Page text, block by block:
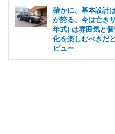
確かに、基本設計
が誇る、今は亡き
年式) は雰囲気と
化を楽しむべきだ
ビュー